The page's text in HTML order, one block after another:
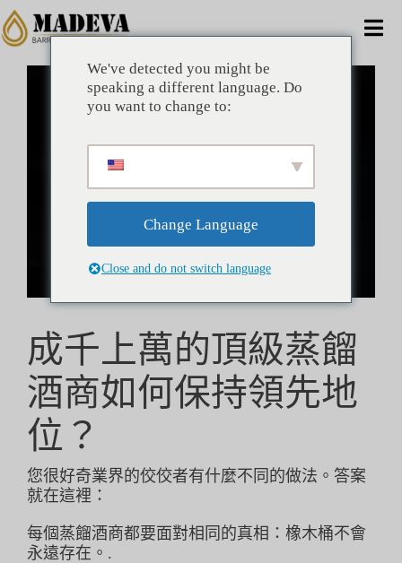
跳
到
內
切
好處
技術的
訊息
接觸
斯托克
成千上萬的頂級蒸餾
酒商如何保持領先地
位？
您很好奇業界的佼佼者有什麼不同的做法。答案
就在這裡：
每個蒸餾酒商都要面對相同的真相：橡木桶不會
永遠存在。.
We've detected you might be
speaking a different language. Do
you want to change to:
Change Language
Close and do not switch language